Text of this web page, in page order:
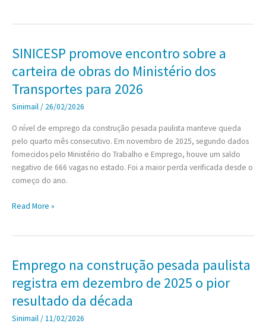
WhatsApp!
SINICESP promove encontro sobre a
carteira de obras do Ministério dos
Transportes para 2026
Sinimail/ 26/02/2026
O nível de emprego da construção pesada paulista manteve queda
pelo quarto mês consecutivo. Em novembro de 2025, segundo dados
fornecidos pelo Ministério do Trabalho e Emprego, houve um saldo
negativo de 666 vagas no estado. Foi a maior perda verificada desde o
começo do ano.
SINICESP
carteira
de
obras
Ministério
Read More »
Emprego na construção pesada paulista
registra em dezembro de 2025 o pior
resultado da década
Sinimail/11/02/2026